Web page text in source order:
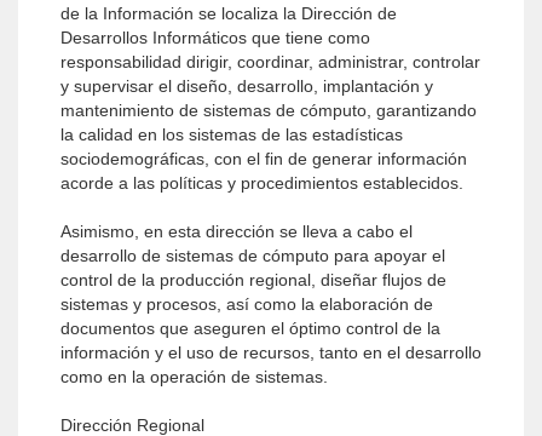
de la Información se localiza la Dirección de
Desarrollos Informáticos que tiene como
responsabilidad dirigir, coordinar, administrar, controlar
y supervisar el diseño, desarrollo, implantación y
mantenimiento de sistemas de cómputo, garantizando
la calidad en los sistemas de las estadísticas
sociodemográficas, con el fin de generar información
acorde a las políticas y procedimientos establecidos.
Asimismo, en esta dirección se lleva a cabo el
desarrollo de sistemas de cómputo para apoyar el
control de la producción regional, diseñar flujos de
sistemas y procesos, así como la elaboración de
documentos que aseguren el óptimo control de la
información y el uso de recursos, tanto en el desarrollo
como en la operación de sistemas.
Dirección Regional